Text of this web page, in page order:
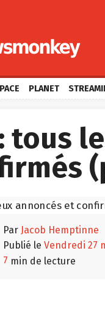
PLANET
tous
par Jacob Hemptinne
publié le vendredi 27
7 min de lecture